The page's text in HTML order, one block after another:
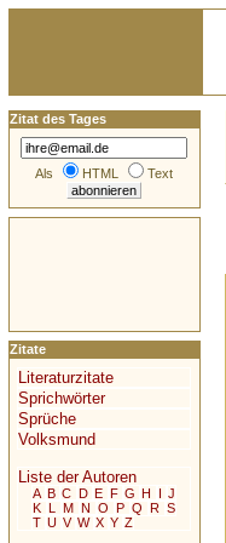
Zitat des Tages
Als HTML Text
Zitate
Literaturzitate
Sprichwörter
Sprüche
Volksmund
Liste der Autoren
A B C D E F G H I J
K L M N O P Q R S
T U V W X Y Z